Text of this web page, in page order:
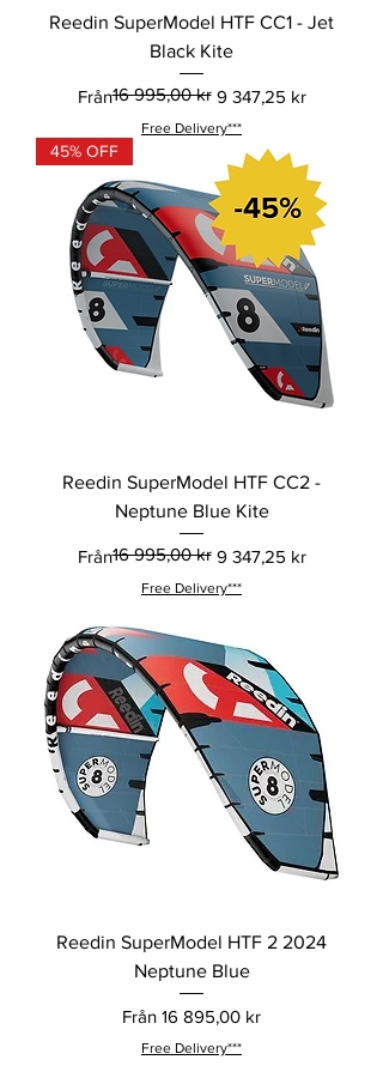
Reedin SuperModel HTF CC1 - Jet
Black Kite
Från
Ordinarie pris
16 995,00 kr 9 347,25 kr
Reapris
Free Delivery***
45% OFF
Reedin SuperModel HTF CC2 -
Neptune Blue Kite
Från
Ordinarie pris
16 995,00 kr 9 347,25 kr
Reapris
Free Delivery***
Reedin SuperModel HTF 2 2024
Neptune Blue
Från 16 895,00 kr
Reapris
Free Delivery***